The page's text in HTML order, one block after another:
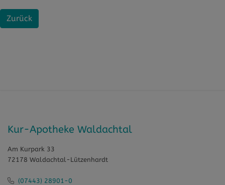
Zurück
Kur-Apotheke Waldachtal
Am Kurpark 33
72178 Waldachtal-Lützenhardt
(07443) 28901-0